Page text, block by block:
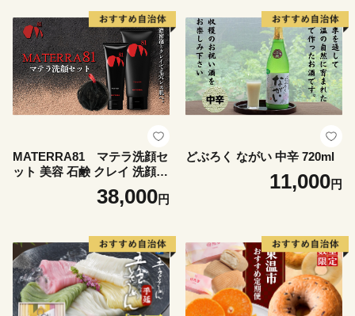
MATERRA81 マテラ洗顔セ
ット 美容 石鹸 クレイ 洗顔フ
ォーム マテラ 泡立てネット
38,000円
どぶろく ながい 中辛 720ml
11,000円